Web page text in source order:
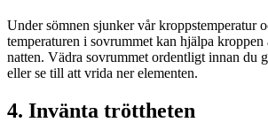
Under sömnen sjunker vår kroppstemperatur
temperaturen i sovrummet kan hjälpa
natten. Vädra sovrummet ordentligt innan du
eller se till att vrida ner elementen.
4. Invänta tröttheten